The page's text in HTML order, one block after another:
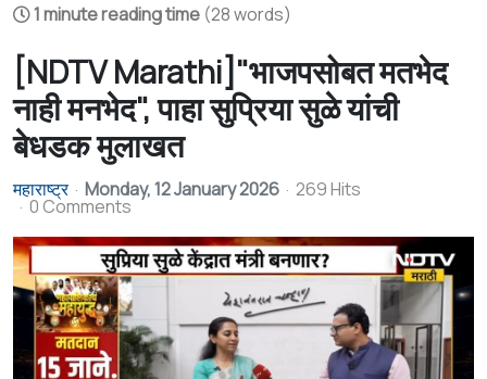
1 minute reading time (28 words)
[NDTV Marathi]"भाजपसोबत मतभेद
नाही मनभेद", पाहा सुप्रिया सुळे यांची
बेधडक मुलाखत
महाराष्ट्र Monday, 12 January 2026 269 Hits
0 Comments